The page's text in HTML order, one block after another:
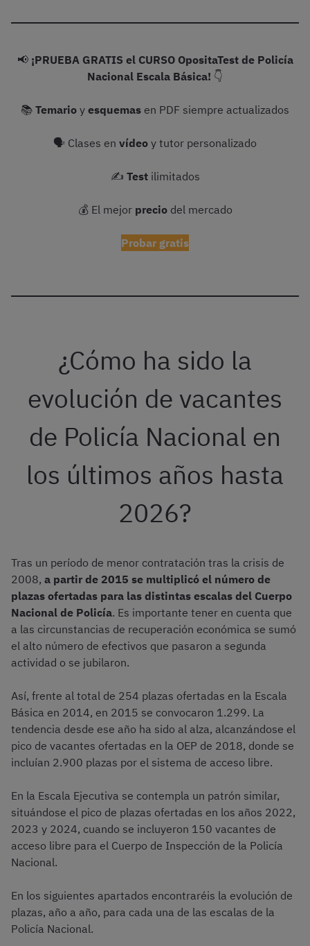
📢 ¡PRUEBA GRATIS el CURSO OpositaTest de Policía
Nacional Escala Básica! 👇
📚 Temario y esquemas en PDF siempre actualizados
🗣 Clases en vídeo y tutor personalizado
✍️ Testilimitados
💰 El mejor preciodel mercado
Probar gratis
¿Cómo ha sido la
evolución de vacantes
de Policía Nacional en
los últimos años hasta
2026?
Tras un período de menor contratación tras la crisis de
2008, a partir de 2015 se multiplicó el número de
plazas ofertadas para las distintas escalas del Cuerpo
Nacional de Policía. Es importante tener en cuenta que
a las circunstancias de recuperación económica se sumó
el alto número de efectivos que pasaron a segunda
actividad o se jubilaron.
Así, frente al total de 254 plazas ofertadas en la Escala
Básica en 2014, en 2015 se convocaron 1.299. La
tendencia desde ese año ha sido al alza, alcanzándose el
pico de vacantes ofertadas en la OEP de 2018, donde se
incluían 2.900 plazas por el sistema de acceso libre.
En la Escala Ejecutiva se contempla un patrón similar,
situándose el pico de plazas ofertadas en los años 2022,
2023 y 2024, cuando se incluyeron 150 vacantes de
acceso libre para el Cuerpo de Inspección de la Policía
Nacional.
En los siguientes apartados encontraréis la evolución de
plazas, año a año, para cada una de las escalas de la
Policía Nacional.